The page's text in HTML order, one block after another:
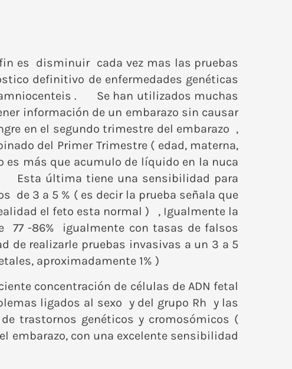
es disminuir cada vez mas las pruebas
definitivo de enfermedades genéticas
amniocenteis . Se han utilizados muchas
información de un embarazo sin causar
en el segundo trimestre del embarazo ,
del Primer Trimestre ( edad, materna,
más que acumulo de líquido en la nuca
Esta última tiene una sensibilidad para
de 3 a 5 % ( es decir la prueba señala que
el feto esta normal ) , Igualmente la
77 -86% igualmente con tasas de falsos
de realizarle pruebas invasivas a un 3 a 5
aproximadamente 1% )
concentración de células de ADN fetal
ligados al sexo y del grupo Rh y las
trastornos genéticos y cromosómicos (
embarazo, con una excelente sensibilidad